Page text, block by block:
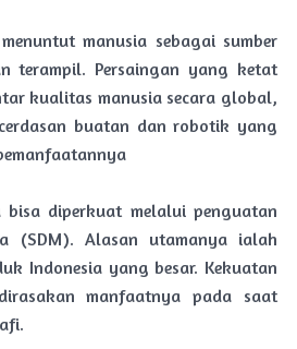
manusia sebagai sumber
terampil. Persaingan yang ketat
kualitas manusia secara global,
buatan dan robotik yang
bisa diperkuat melalui penguatan
(SDM). Alasan utamanya ialah
Indonesia yang besar. Kekuatan
manfaatnya pada saat